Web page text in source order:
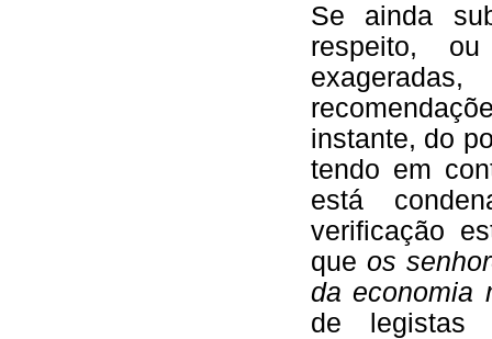
Se ainda
respeito,
instante, do
tendo em
está
verificação
que os
da economia
de legistas